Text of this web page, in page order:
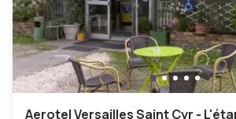
Aerotel Versailles Saint Cyr -